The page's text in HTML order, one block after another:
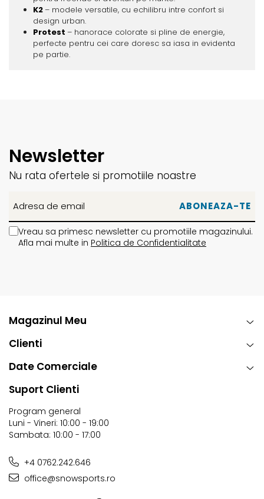
K2– modele versatile, cu echilibru intre confort si
design urban.
Protest – hanorace colorate si pline de energie,
perfecte pentru cei care doresc sa iasa in evidenta
pe partie.
Newsletter
Nu rata ofertele si promotiile noastre
Vreau sa primesc newsletter cu promotiile magazinului.
Afla mai multe in Politica de Confidentialitate
Magazinul Meu
Clienti
Date Comerciale
Suport Clienti
Program general
Luni - Vineri: 10:00 - 19:00
Sambata: 10:00 - 17:00
+4 0762.242.646
office@snowsports.ro